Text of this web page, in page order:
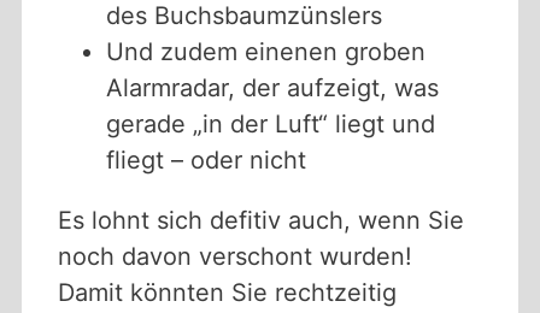
des Buchsbaumzünslers
Und zudem einenen groben
Alarmradar, der aufzeigt, was
gerade „in der Luft“ liegt und
fliegt – oder nicht
Es lohnt sich defitiv auch, wenn Sie
noch davon verschont wurden!
Damit könnten Sie rechtzeitig